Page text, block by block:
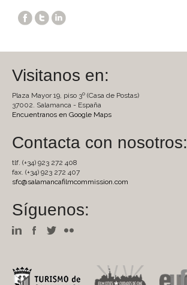
Visitanos en:
Plaza Mayor 19, piso 3º (Casa de Postas)
37002. Salamanca - España
Encuentranos en Google Maps
Contacta con nosotros:
tlf. (+34) 923 272 408
fax. (+34) 923 272 407
sfc@salamancafilmcommission.com
Síguenos: